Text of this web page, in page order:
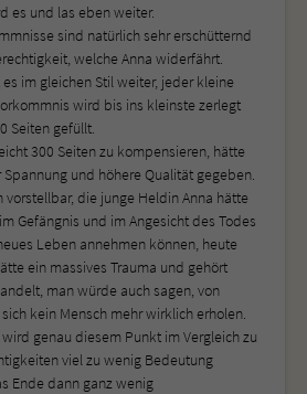
es und las eben weiter.
sind natürlich sehr erschütternd
welche Anna widerfährt.
im gleichen Stil weiter, jeder kleine
wird bis ins kleinste zerlegt
Seiten gefüllt.
300 Seiten zu kompensieren, hätte
und höhere Qualität gegeben.
vorstellbar, die junge Heldin Anna hätte
Gefängnis und im Angesicht des Todes
Leben annehmen können, heute
ein massives Trauma und gehört
man würde auch sagen, von
kein Mensch mehr wirklich erholen.
genau diesem Punkt im Vergleich zu
viel zu wenig Bedeutung
Ende dann ganz wenig